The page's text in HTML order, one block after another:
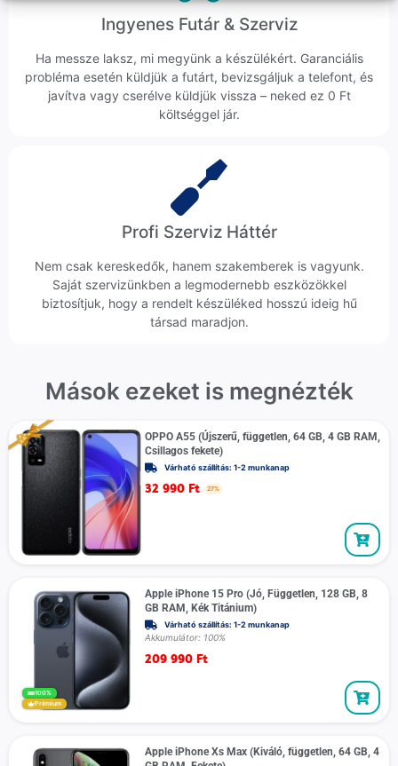
Ingyenes Futár & Szerviz
Ha messze laksz, mi megyünk a készülékért. Garanciális
probléma esetén küldjük a futárt, bevizsgáljuk a telefont, és
javítva vagy cserélve küldjük vissza – neked ez 0 Ft
költséggel jár.
Profi Szerviz Háttér
Nem csak kereskedők, hanem szakemberek is vagyunk.
Saját szervizünkben a legmodernebb eszközökkel
biztosítjuk, hogy a rendelt készüléked hosszú ideig hű
társad maradjon.
Mások ezeket is megnézték
OPPO A55 (Újszerű, független, 64 GB, 4 GB RAM,
Csillagos fekete)
Várható szállítás: 1-2 munkanap
32 990 Ft 27%
100%
Prémium
Apple iPhone 15 Pro (Jó, Független, 128 GB, 8
GB RAM, Kék Titánium)
Várható szállítás: 1-2 munkanap
Akkumulátor: 100%
209 990 Ft
Apple iPhone Xs Max (Kiváló, független, 64 GB, 4